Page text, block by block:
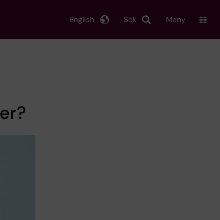
Sök
English Meny